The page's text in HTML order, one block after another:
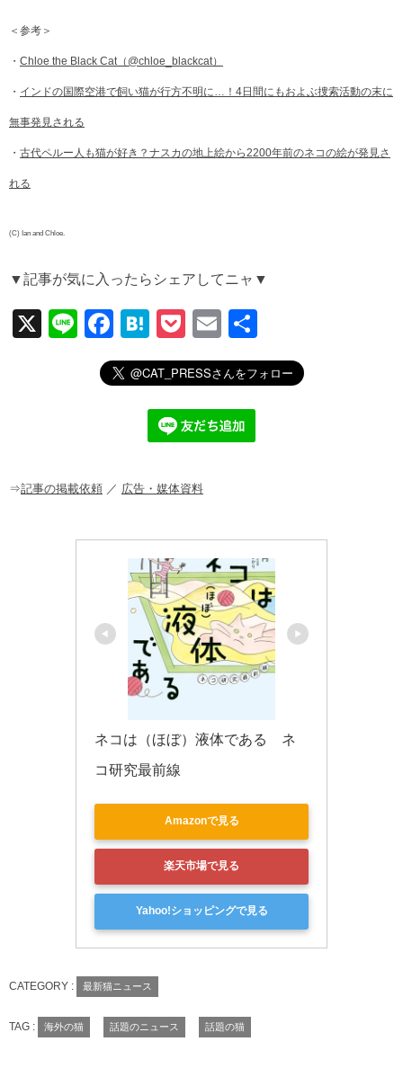
＜参考＞
・ Chloe the Black Cat（@chloe_blackcat）
・ インドの国際空港で飼い猫が行方不明に…！4日間にもおよぶ捜索活動の末に
無事発見される
・ 古代ペルー人も猫が好き？ナスカの地上絵から2200年前のネコの絵が発見さ
れる
(C) Ian and Chloe.
▼記事が気に入ったらシェアしてニャ▼
X
Li
F
a
c
o
H
at
e
n
a
P
o
ck
et
E
m
ail
有
⇒記事の掲載依頼 ／ 広告・媒体資料
ネコは（ほぼ）液体である　ネ
コ研究最前線
Amazonで見る
楽天市場で見る
Yahoo!ショッピングで見る
CATEGORY : 最新猫ニュース
TAG : 海外の猫 話題のニュース 話題の猫